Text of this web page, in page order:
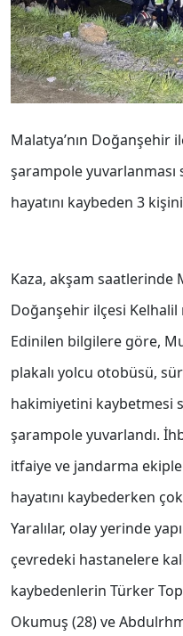
Malatya’nın
şarampole
hayatını kaybeden 3
Kaza, akşam saatlerinde
Doğanşehir ilçesi
Edinilen bilgilere göre,
plakalı yolcu otobüsü,
hakimiyetini kaybetmesi
şarampole yuvarlandı.
itfaiye ve jandarma
hayatını kaybederken
Yaralılar, olay yerinde
çevredeki hastanelere
kaybedenlerin Türker
Okumuş (28) ve